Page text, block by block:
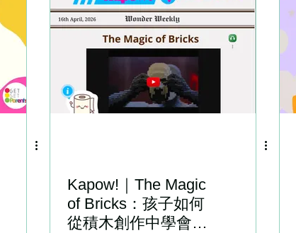
Kapow!｜The Magic
of Bricks：孩子如何
從積木創作中學會